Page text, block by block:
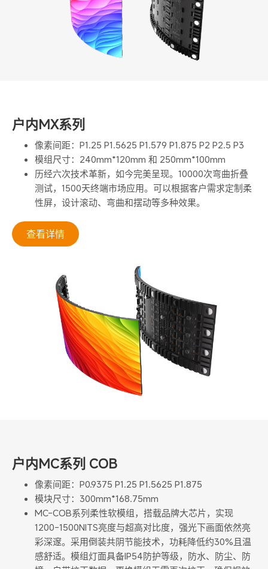
户内MX系列
像素间距：P1.25 P1.5625 P1.579 P1.875 P2 P2.5 P3
模组尺寸：240mm*120mm 和 250mm*100mm
历经六次技术革新，如今完美呈现。10000次弯曲折叠
测试，1500天终端市场应用。可以根据客户需求定制柔
性屏，设计滚动、弯曲和摆动等多种效果。
查看详情
户内MC系列 COB
像素间距：P0.9375 P1.25 P1.5625 P1.875
模块尺寸：300mm*168.75mm
MC-COB系列柔性软模组，搭载品牌大芯片，实现
1200-1500NITS亮度与超高对比度，强光下画面依然亮
彩深邃。采用倒装共阴节能技术，功耗降低约30%且温
感舒适。模组灯面具备IP54防护等级，防水、防尘、防